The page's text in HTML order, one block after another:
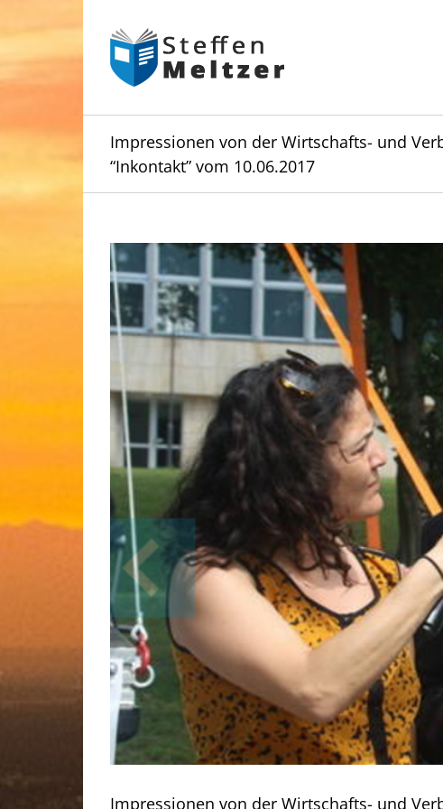
content
Impressionen von der Wirtschafts- und
“Inkontakt” vom 10.06.2017
Zeige
grösseres
Bild
Impressionen von der Wirtschafts- und